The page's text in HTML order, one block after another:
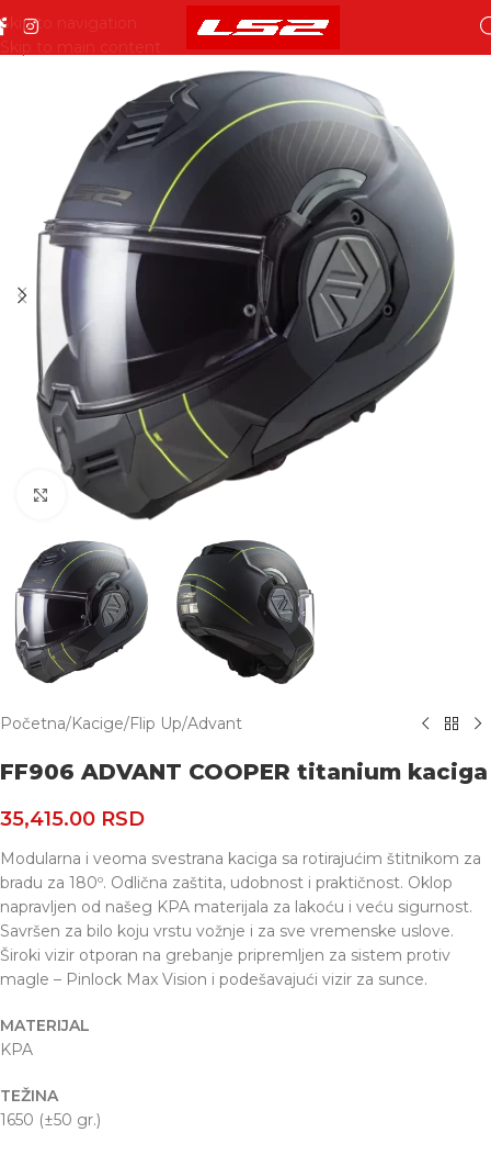
Skip to navigation
Skip to main content
Uvećaj
Početna/Kacige/Flip Up/Advant
FF906 ADVANT COOPER titanium kaciga
35,415.00 RSD
Modularna i veoma svestrana kaciga sa rotirajućim štitnikom za
bradu za 180º. Odlična zaštita, udobnost i praktičnost. Oklop
napravljen od našeg KPA materijala za lakoću i veću sigurnost.
Savršen za bilo koju vrstu vožnje i za sve vremenske uslove.
Široki vizir otporan na grebanje pripremljen za sistem protiv
magle – Pinlock Max Vision i podešavajući vizir za sunce.
MATERIJAL
KPA
TEŽINA
1650 (±50 gr.)